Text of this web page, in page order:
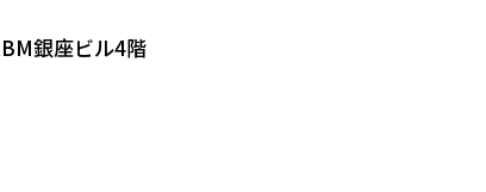
銀座ビル4階